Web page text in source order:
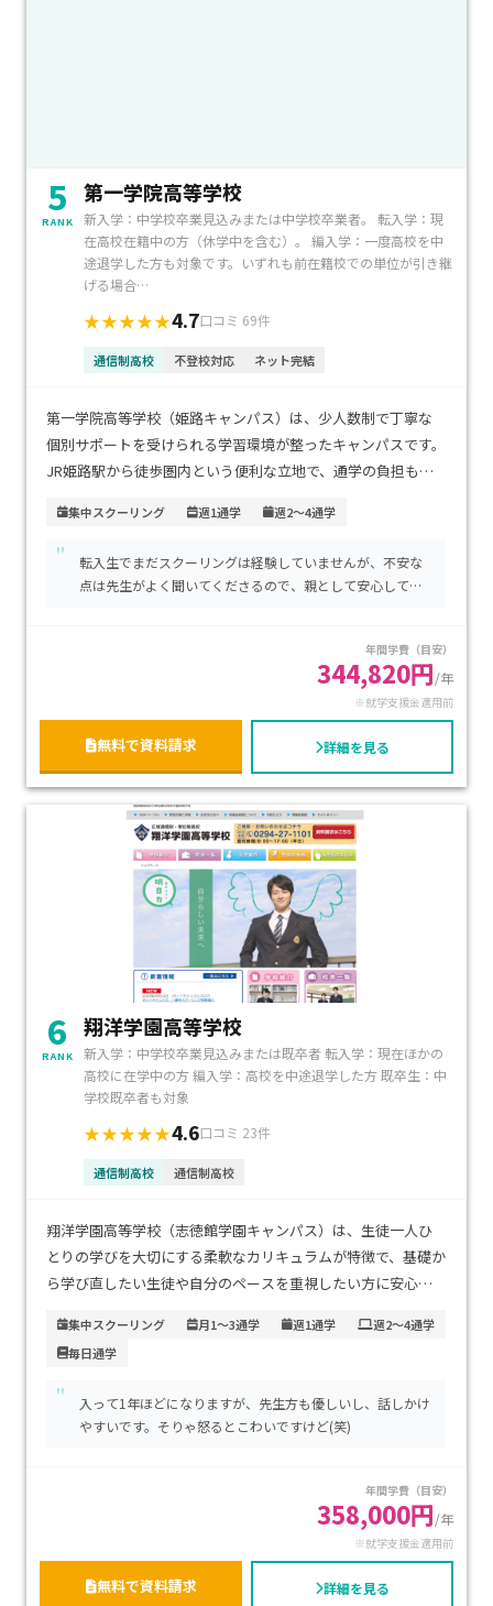
5
RANK
第一学院高等学校
新入学：中学校卒業見込みまたは中学校卒業者。 転入学：現
在高校在籍中の方（休学中を含む）。 編入学：一度高校を中
途退学した方も対象です。いずれも前在籍校での単位が引き継
げる場合…
★★★★★4.7口コミ 69件
通信制高校 不登校対応 ネット完結
第一学院高等学校（姫路キャンパス）は、少人数制で丁寧な
個別サポートを受けられる学習環境が整ったキャンパスです。
JR姫路駅から徒歩圏内という便利な立地で、通学の負担も少
活用で経済的な負担を軽減できます。自分のペースで学習を進
めたいお子さんや、進学・就職の両面でしっかりとサポート
を受けたい方におすすめです。安心感と通いやすさを兼ね備え
集中スクーリング 週1通学 週2～4通学
"
転入生でまだスクーリングは経験していませんが、不安な
点は先生がよく聞いてくださるので、親として安心してい
年間学費（目安）
344,820円/年
※就学支援金適用前
無料で資料請求 詳細を見る
6
RANK
翔洋学園高等学校
新入学：中学校卒業見込みまたは既卒者 転入学：現在ほかの
高校に在学中の方 編入学：高校を中途退学した方 既卒生：中
学校既卒者も対象
★★★★★4.6口コミ 23件
通信制高校 通信制高校
翔洋学園高等学校（志徳館学園キャンパス）は、生徒一人ひ
とりの学びを大切にする柔軟なカリキュラムが特徴で、基礎か
ら学び直したい生徒や自分のペースを重視したい方に安心の
負担になりにくい点も魅力です。学費は比較的リーズナブル
で、家庭の経済的な負担を抑えながら学習に集中できるのも大
きなメリットです。不登校経験から再出発を考える生徒や、落
ち着いた環境で確実に高校卒業を目指したい方に特におすす
集中スクーリング 月1～3通学 週1通学
週2～4通学
毎日通学
"
入って1年ほどになりますが、先生方も優しいし、話しかけ
やすいです。そりゃ怒るとこわいですけど(笑)
年間学費（目安）
358,000円/年
※就学支援金適用前
無料で資料請求 詳細を見る